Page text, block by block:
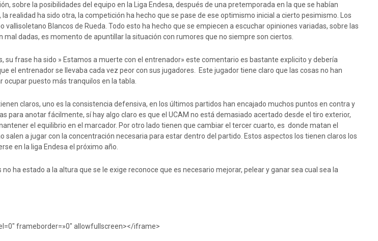
sobre la posibilidades del equipo en la Liga Endesa, después de una pretemporada en la que se habían
realidad ha sido otra, la competición ha hecho que se pase de ese optimismo inicial a cierto pesimismo. Los
Blancos de Rueda. Todo esto ha hecho que se empiecen a escuchar opiniones variadas, sobre las
dadas, es momento de apuntillar la situación con rumores que no siempre son ciertos.
frase ha sido » Estamos a muerte con el entrenador» este comentario es bastante explicito y debería
el entrenador se llevaba cada vez peor con sus jugadores. Este jugador tiene claro que las cosas no han
puesto más tranquilos en la tabla.
claros, uno es la consistencia defensiva, en los últimos partidos han encajado muchos puntos en contra y
anotar fácilmente, sí hay algo claro es que el UCAM no está demasiado acertado desde el tiro exterior,
el equilibrio en el marcador. Por otro lado tienen que cambiar el tercer cuarto, es donde matan el
a jugar con la concentración necesaria para estar dentro del partido. Estos aspectos los tienen claros los
en la liga Endesa el próximo año.
ha estado a la altura que se le exige reconoce que es necesario mejorar, pelear y ganar sea cual sea la
frameborder=»0″ allowfullscreen></iframe>